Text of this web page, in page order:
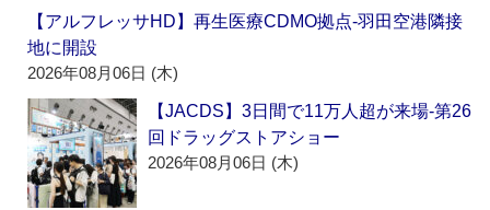
【アルフレッサHD】再生医療CDMO拠点‐羽田空港隣接
地に開設
2026年08月06日 (木)
【JACDS】3日間で11万人超が来場‐第26
回ドラッグストアショー
2026年08月06日 (木)